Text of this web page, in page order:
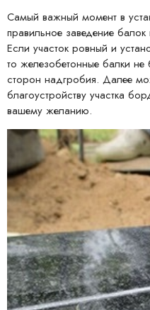
Самый важный момент в
правильное заведение
Если участок ровный и
то железобетонные балки
сторон надгробия. Далее
благоустройству участка
вашему желанию.